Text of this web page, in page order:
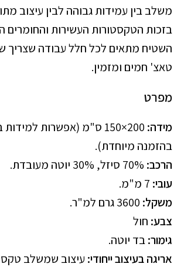
משלב בין עמידות גבוהה לבין עיצוב
בזכות הטקסטורות העשירות והחומרים
השטיח מתאים לכל חלל עבודה שצריך
טאצ' חמים ומזמין.
מפרט
מידה:
200×150 ס"מ (אפשרות
בהזמנה מיוחדת).
הרכב:
עובי:
משקל:
צבע: חול
גימור:בד יוטה.
אריגה בעיצוב ייחודי: עיצוב שמשלב